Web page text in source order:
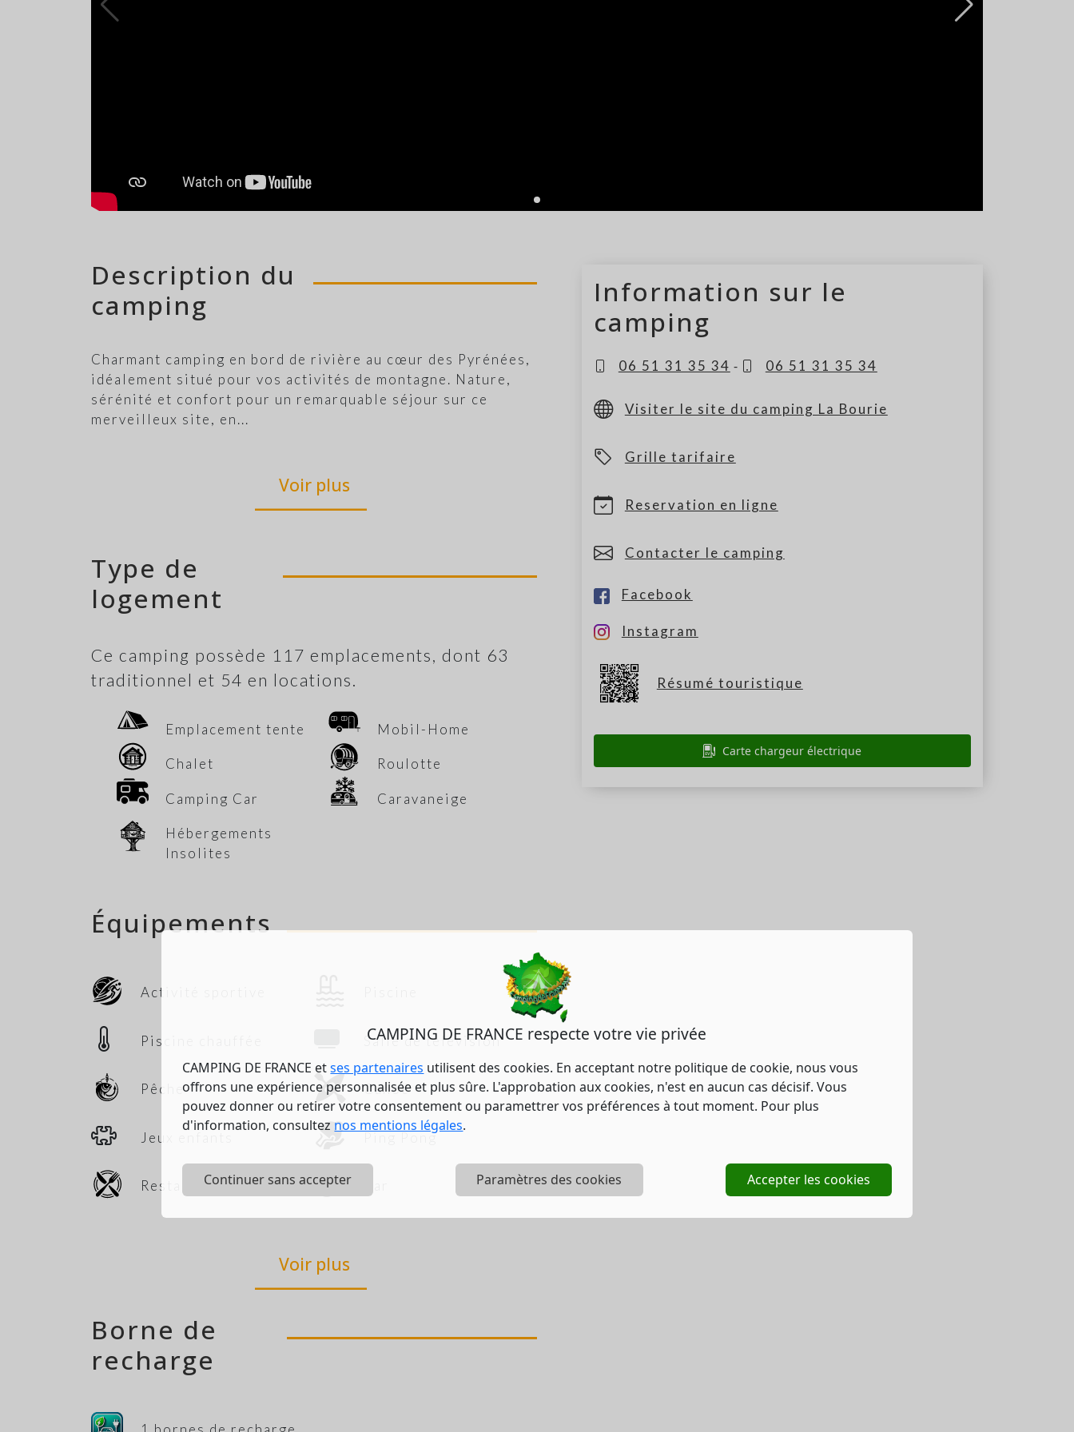
CAMPING DE FRANCE respecte votre vie privée
CAMPING DE FRANCE etses partenaires utilisent des cookies. En acceptant notre politique de cookie, nous vous
offrons une expérience personnalisée et plus sûre. L'approbation aux cookies, n'est en aucun cas décisif. Vous
pouvez donner ou retirer votre consentement ou paramettrer vos préférences à tout moment. Pour plus
d'information, consultez nos mentions légales.
Continuer sans accepter Paramètres des cookies Accepter les cookies
117 emplacements
Information sur le
camping
06 51 31 35 34 - 06 51 31 35 34
Visiter le site du camping La Bourie
Grille tarifaire
Reservation en ligne
Contacter le camping
Facebook
Instagram
Résumé touristique
Carte chargeur électrique
Description du
camping
Charmant camping en bord de rivière au cœur des Pyrénées,
idéalement situé pour vos activités de montagne. Nature,
sérénité et confort pour un remarquable séjour sur ce
merveilleux site, en...
Voir plus
Type de
logement
Ce camping possède 117 emplacements, dont 63
traditionnel et 54 en locations.
Emplacement tente Mobil-Home
Chalet Roulotte
Camping Car Caravaneige
Hébergements
Insolites
Équipements
Activité sportive
Piscine chauffée Salle de télévision
Pêche Canoë
Jeux enfants Ping Pong
Restaurant
Voir plus
Borne de
recharge